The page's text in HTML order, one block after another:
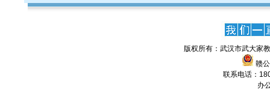
版权所有：武汉市武大家
赣
联系电话：
办